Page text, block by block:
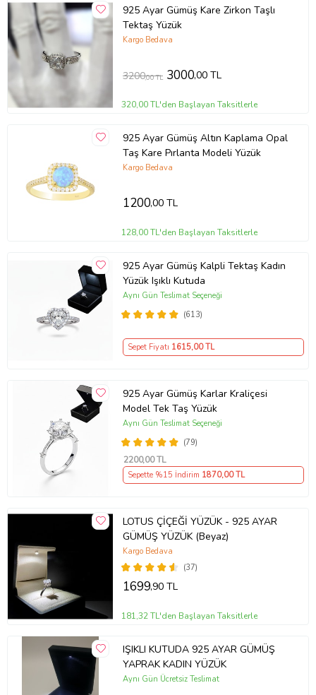
925 Ayar Gümüş Kare Zirkon Taşlı
Tektaş Yüzük
Kargo Bedava
3200,00 TL 3000,00 TL
320,00 TL'den Başlayan Taksitlerle
925 Ayar Gümüş Altın Kaplama Opal
Taş Kare Pırlanta Modeli Yüzük
Kargo Bedava
1200,00 TL
128,00 TL'den Başlayan Taksitlerle
925 Ayar Gümüş Kalpli Tektaş Kadın
Yüzük Işıklı Kutuda
(613)
Aynı Gün Teslimat Seçeneği
Sepet Fiyatı 1615,00 TL
925 Ayar Gümüş Karlar Kraliçesi
Model Tek Taş Yüzük
(79)
Aynı Gün Teslimat Seçeneği
2200,00 TL
Sepette %15 İndirim 1870,00 TL
LOTUS ÇİÇEĞİ YÜZÜK - 925 AYAR
GÜMÜŞ YÜZÜK (Beyaz)
(37)
Kargo Bedava
1699,90 TL
181,32 TL'den Başlayan Taksitlerle
IŞIKLI KUTUDA 925 AYAR GÜMÜŞ
YAPRAK KADIN YÜZÜK
Aynı Gün Ücretsiz Teslimat